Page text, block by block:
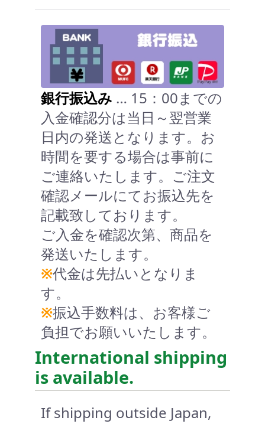
銀行振込み … 15：00までの
入金確認分は当日～翌営業
日内の発送となります。お
時間を要する場合は事前に
ご連絡いたします。ご注文
確認メールにてお振込先を
記載致しております。
ご入金を確認次第、商品を
発送いたします。
※代金は先払いとなりま
す。
※振込手数料は、お客様ご
負担でお願いいたします。
International shipping
is available.
If shipping outside Japan,